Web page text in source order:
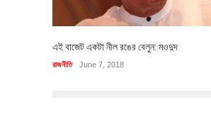
এই বাজেট একটা নীল রঙের বেলুন: মওদুদ
রাজনীতি June 7, 2018